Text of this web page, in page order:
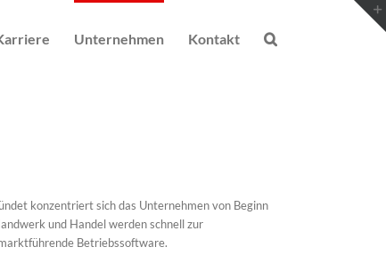
Unternehmen Kontakt
konzentriert sich das Unternehmen von Beginn
und Handel werden schnell zur
Betriebssoftware.